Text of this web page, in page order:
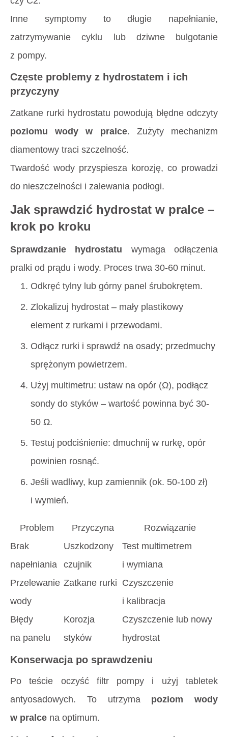
Inne symptomy to długie napełnianie,
zatrzymywanie cyklu lub dziwne bulgotanie
z pompy.
Częste problemy z hydrostatem i ich
przyczyny
Zatkane rurki hydrostatu powodują błędne odczyty
poziomu wody w pralce. Zużyty mechanizm
diamentowy traci szczelność.
Twardość wody przyspiesza korozję, co prowadzi
do nieszczelności i zalewania podłogi.
Jak sprawdzić hydrostat w pralce –
krok po kroku
Sprawdzanie hydrostatu wymaga odłączenia
pralki od prądu i wody. Proces trwa 30-60 minut.
Odkręć tylny lub górny panel śrubokrętem.
Zlokalizuj hydrostat – mały plastikowy
element z rurkami i przewodami.
Odłącz rurki i sprawdź na osady; przedmuchy
sprężonym powietrzem.
Użyj multimetru: ustaw na opór (Ω), podłącz
sondy do styków – wartość powinna być 30-
50 Ω.
Testuj podciśnienie: dmuchnij w rurkę, opór
powinien rosnąć.
Jeśli wadliwy, kup zamiennik (ok. 50-100 zł)
i wymień.
Problem Przyczyna
Rozwiązanie
Brak
napełniania
Uszkodzony
czujnik
Test multimetrem
i wymiana
Przelewanie
wody
Zatkane rurki Czyszczenie
i kalibracja
Błędy
na panelu
Korozja
styków
Czyszczenie lub nowy
hydrostat
Konserwacja po sprawdzeniu
Po teście oczyść filtr pompy i użyj tabletek
antyosadowych. To utrzyma poziom wody
w pralce na optimum.